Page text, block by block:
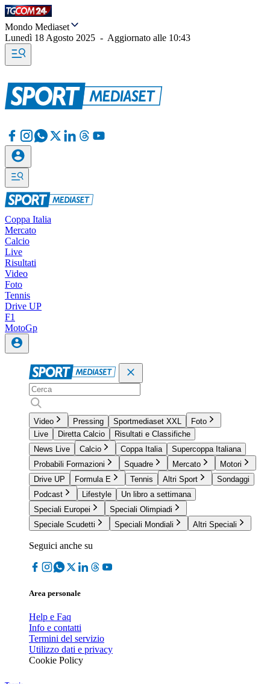
Mondo Mediaset
Lunedì 18 Agosto 2025 - Aggiornato alle 10:43
Coppa Italia
Mercato
Calcio
Live
Risultati
Video
Foto
Tennis
Drive UP
F1
MotoGp
Video Pressing Sportmediaset XXL
Foto
Live
Diretta Calcio
Risultati e Classifiche
News Live
Calcio Coppa Italia
Supercoppa Italiana
Probabili Formazioni
Squadre Mercato
Motori
Drive UP
Formula E Tennis Altri Sport
Sondaggi
Podcast
Lifestyle
Un libro a settimana
Speciali Europei
Speciali Olimpiadi
Speciale Scudetti
Speciali Mondiali Altri Speciali
Seguici anche su
Area personale
Help e Faq
Info e contatti
Termini del servizio
Utilizzo dati e privacy
Cookie Policy